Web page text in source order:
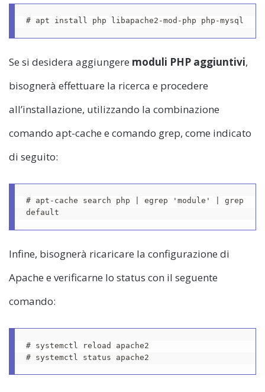
# apt install php libapache2-mod-php php-mysql
Se si desidera aggiungere moduli PHP aggiuntivi,
bisognerà effettuare la ricerca e procedere
all’installazione, utilizzando la combinazione
comando apt-cache e comando grep, come indicato
di seguito:
# apt-cache search php | egrep 'module' | grep
default
Infine, bisognerà ricaricare la configurazione di
Apache e verificarne lo status con il seguente
comando:
# systemctl reload apache2
# systemctl status apache2